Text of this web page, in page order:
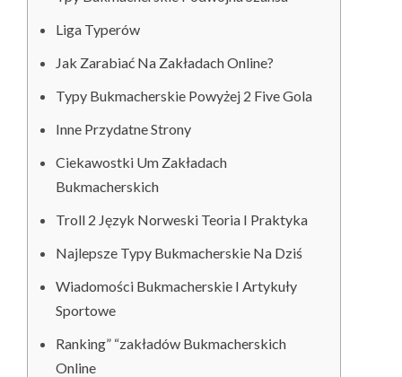
Liga Typerów
Jak Zarabiać Na Zakładach Online?
Typy Bukmacherskie Powyżej 2 Five Gola
Inne Przydatne Strony
Ciekawostki Um Zakładach
Bukmacherskich
Troll 2 Język Norweski Teoria I Praktyka
Najlepsze Typy Bukmacherskie Na Dziś
Wiadomości Bukmacherskie I Artykuły
Sportowe
Ranking” “zakładów Bukmacherskich
Online